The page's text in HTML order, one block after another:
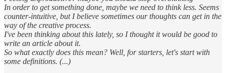
In order to get something done, maybe we need to think less. Seems
counter-intuitive, but I believe sometimes our thoughts can get in the
way of the creative process.
I've been thinking about this lately, so I thought it would be good to
write an article about it.
So what exactly does this mean? Well, for starters, let's start with
some definitions. (...)